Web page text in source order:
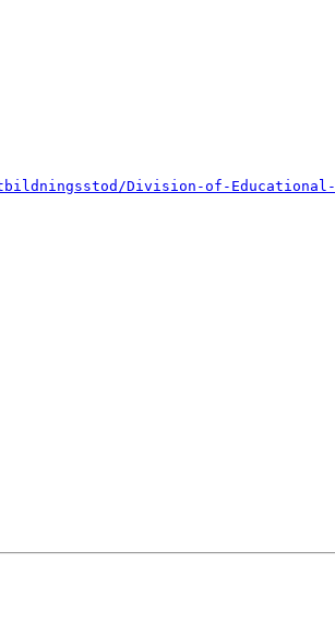
Division-of-Educational-